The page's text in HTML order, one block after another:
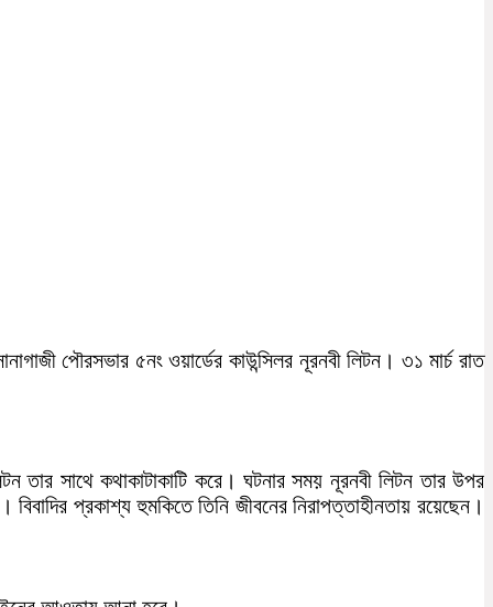
পৌরসভার ৫নং ওয়ার্ডের কাউন্সিলর নূরনবী লিটন। ৩১ মার্চ রাত
তার সাথে কথাকাটাকাটি করে। ঘটনার সময় নূরনবী লিটন তার উপর
প্রকাশ্য হুমকিতে তিনি জীবনের নিরাপত্তাহীনতায় রয়েছেন।